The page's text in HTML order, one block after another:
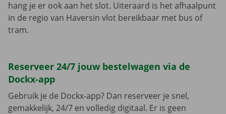
hang je er ook aan het slot. Uiteraard is het afhaalpunt
in de regio van Haversin vlot bereikbaar met bus of
tram.
Reserveer 24/7 jouw bestelwagen via de
Dockx-app
Gebruik je de Dockx-app? Dan reserveer je snel,
gemakkelijk, 24/7 en volledig digitaal. Er is geen